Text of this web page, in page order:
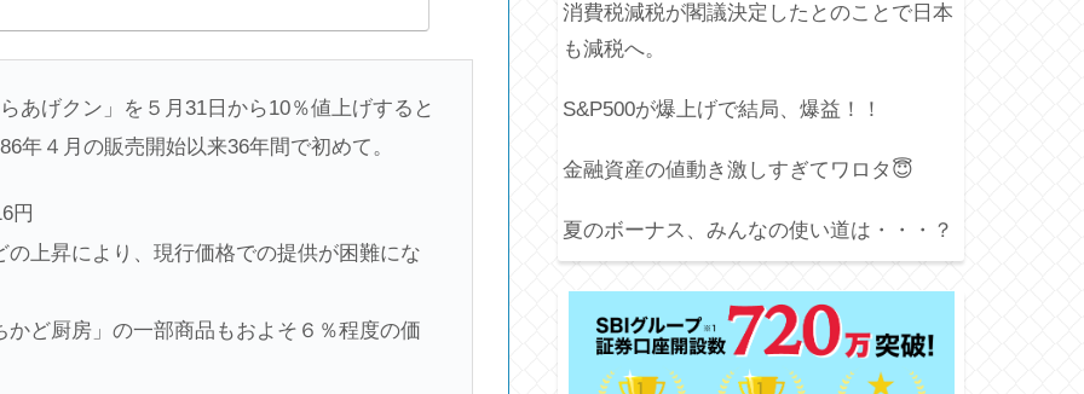
あげクン」を５月31日から10％値上げすると
年４月の販売開始以来36年間で初めて。
円
上昇により、現行価格での提供が困難にな
ど厨房」の一部商品もおよそ６％程度の価
消費税減税が閣議決定したとのことで日本
も減税へ。
S&P500が爆上げで結局、爆益！！
金融資産の値動き激しすぎてワロタ😇
夏のボーナス、みんなの使い道は・・・？